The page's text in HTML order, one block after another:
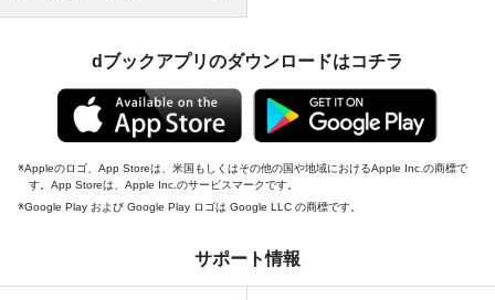
dブックアプリのダウンロードはコチラ
Appleのロゴ、App Storeは、米国もしくはその他の国や地域におけるApple Inc.の商標で
す。App Storeは、Apple Inc.のサービスマークです。
Google Play および Google Play ロゴは Google LLC の商標です。
サポート情報